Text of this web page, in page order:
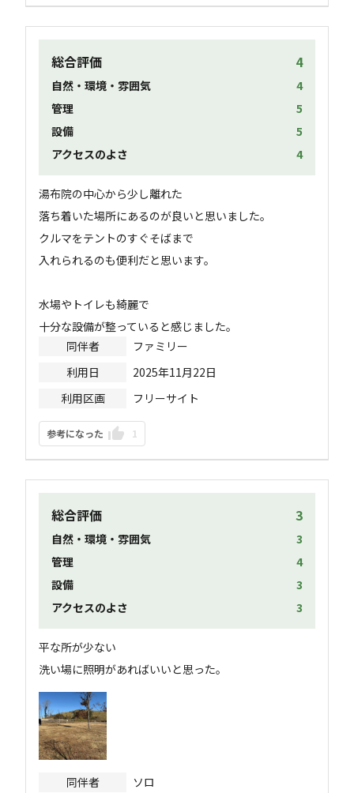
総合評価 4
自然・環境・雰囲気
4
管理
5
設備
5
アクセスのよさ
4
湯布院の中心から少し離れた
落ち着いた場所にあるのが良いと思いました。
クルマをテントのすぐそばまで
入れられるのも便利だと思います。
水場やトイレも綺麗で
十分な設備が整っていると感じました。
同伴者
ファミリー
利用日
2025年11月22日
利用区画
フリーサイト
参考になった 1
総合評価 3
自然・環境・雰囲気
3
管理
4
設備
3
アクセスのよさ
3
平な所が少ない
洗い場に照明があればいいと思った。
同伴者 ソロ